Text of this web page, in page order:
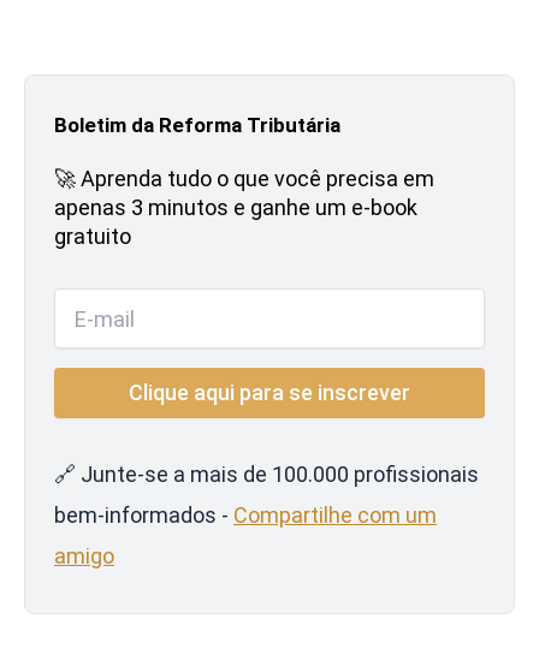
Boletim da Reforma Tributária
🚀 Aprenda tudo o que você precisa em
apenas 3 minutos e ganhe um e-book
gratuito
🔗 Junte-se a mais de 100.000 profissionais
bem-informados - Compartilhe com um
amigo